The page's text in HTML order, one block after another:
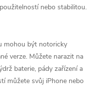
nebo stabilitou.
mohou být notoricky
verze. Můžete narazit na
baterie, pády zařízení a
můžete svůj iPhone nebo